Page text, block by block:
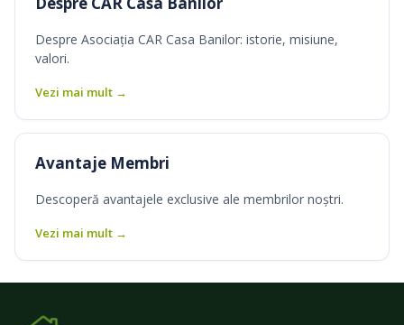
Despre Asociația CAR Casa Banilor: istorie, misiune,
valori.
Vezi mai mult →
Avantaje Membri
Descoperă avantajele exclusive ale membrilor noștri.
Vezi mai mult →